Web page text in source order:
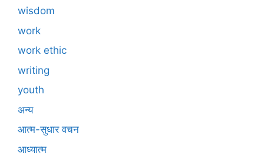
wisdom
work
work ethic
writing
youth
अन्य
आत्म-सुधार वचन
आध्यात्म